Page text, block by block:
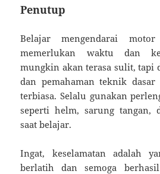
Penutup
Belajar mengendarai
memerlukan waktu dan
mungkin akan terasa sulit, tapi
dan pemahaman teknik
terbiasa. Selalu gunakan
seperti helm, sarung tangan,
saat belajar.
Ingat, keselamatan adalah
berlatih dan semoga